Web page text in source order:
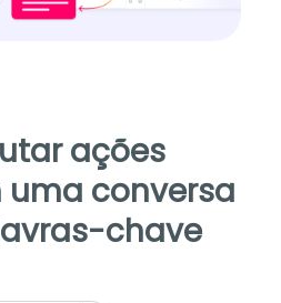
ações
conversa
chave